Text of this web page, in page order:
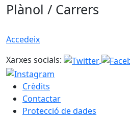
Plànol / Carrers
Accedeix
Xarxes socials:
Crèdits
Contactar
Protecció de dades